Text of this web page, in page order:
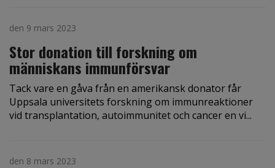
den 9 mars 2023
Stor donation till forskning om
människans immunförsvar
Tack vare en gåva från en amerikansk donator får
Uppsala universitets forskning om immunreaktioner
vid transplantation, autoimmunitet och cancer en vi...
den 8 mars 2023